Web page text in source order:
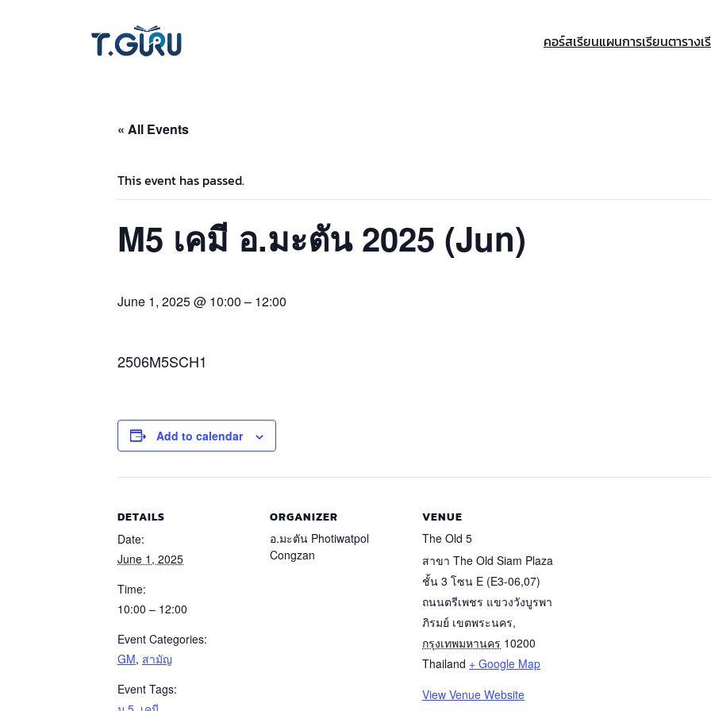
คอร์สเรียนแผนการเรียนตารางเ
« All Events
This event has passed.
M5 เคมี อ.มะตัน 2025 (Jun)
June 1, 2025 @ 10:00 – 12:00
2506M5SCH1
Add to calendar
DETAILS
Date:
June 1, 2025
Time:
10:00 – 12:00
Event Categories:
GM, สามัญ
Event Tags:
ORGANIZER
อ.มะตัน Photiwatpol
Congzan
VENUE
The Old 5
สาขา The Old Siam Plaza
ชั้น 3 โซน E (E3-06,07)
ถนนตรีเพชร แขวงวังบูรพา
ภิรมย์ เขตพระนคร,
กรุงเทพมหานคร 10200
Thailand + Google Map
View Venue Website